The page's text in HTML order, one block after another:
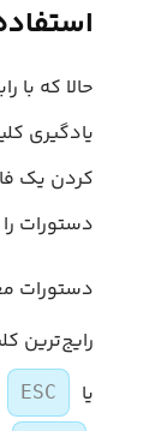
یادگیری
کردن یک
دستورات را
دستورات
رایج‌ترین
یا ESC